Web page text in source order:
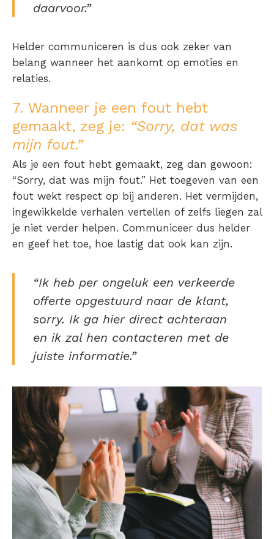
daarvoor.”
Helder communiceren is dus ook zeker van
belang wanneer het aankomt op emoties en
relaties.
7. Wanneer je een fout hebt
gemaakt, zeg je: “Sorry, dat was
mijn fout.”
Als je een fout hebt gemaakt, zeg dan gewoon:
“Sorry, dat was mijn fout.” Het toegeven van een
fout wekt respect op bij anderen. Het vermijden,
ingewikkelde verhalen vertellen of zelfs liegen zal
je niet verder helpen. Communiceer dus helder
en geef het toe, hoe lastig dat ook kan zijn.
“Ik heb per ongeluk een verkeerde
offerte opgestuurd naar de klant,
sorry. Ik ga hier direct achteraan
en ik zal hen contacteren met de
juiste informatie.”